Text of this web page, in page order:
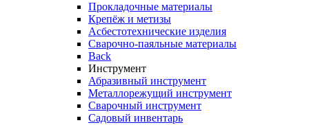
Прокладочные материалы
Крепёж и метизы
Асбестотехнические изделия
Сварочно-паяльные материалы
Back
Инструмент
Абразивный инструмент
Металлорежущий инструмент
Сварочный инструмент
Садовый инвентарь